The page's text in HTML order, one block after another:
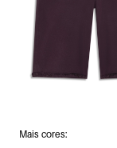
Mais cores: